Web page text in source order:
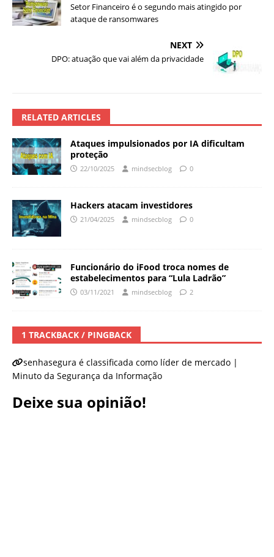
Setor Financeiro é o segundo mais atingido por
ataque de ransomwares
NEXT
DPO: atuação que vai além da privacidade
RELATED ARTICLES
Ataques impulsionados por IA dificultam
proteção
22/10/2025 mindsecblog 0
Hackers atacam investidores
21/04/2025 mindsecblog 0
Funcionário do iFood troca nomes de
estabelecimentos para “Lula Ladrão”
03/11/2021 mindsecblog 2
1 TRACKBACK / PINGBACK
senhasegura é classificada como líder de mercado |
Minuto da Segurança da Informação
Deixe sua opinião!